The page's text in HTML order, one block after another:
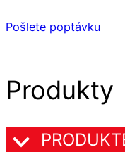
Pošlete poptávku
Produkty